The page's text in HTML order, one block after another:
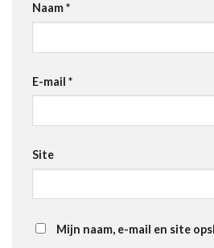
Naam*
E-mail *
Site
Mijn naam, e-mail en site